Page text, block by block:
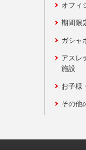
オフィ
期間限
ガシャ
アスレ
施設
お子様
その他